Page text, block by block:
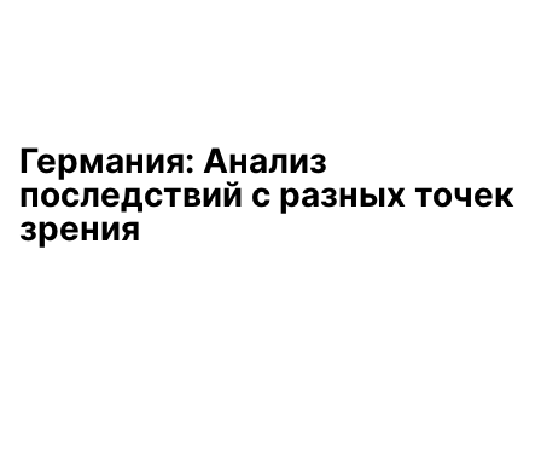
Германия: Анализ
последствий с разных точек
зрения